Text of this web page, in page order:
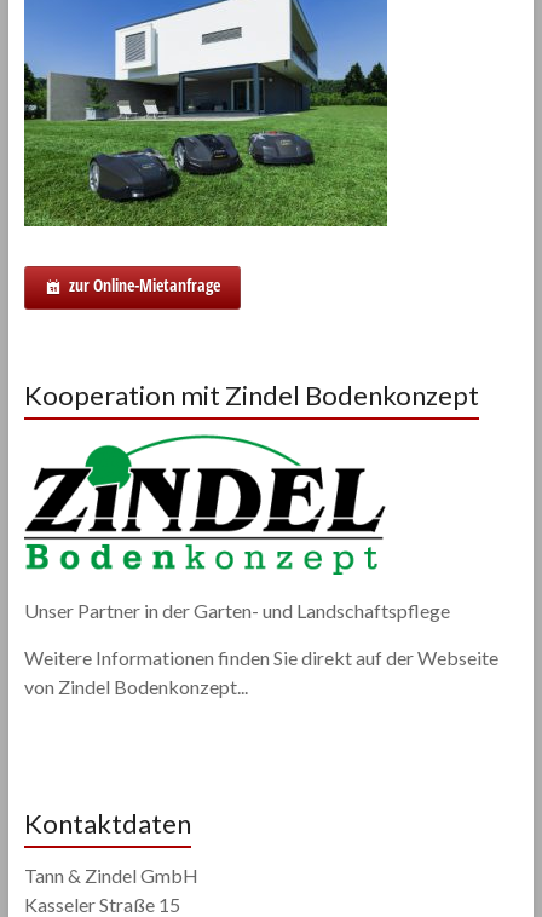
zur Online-Mietanfrage
Kooperation mit Zindel Bodenkonzept
Unser Partner in der Garten- und Landschaftspflege
Weitere Informationen finden Sie direkt auf der Webseite
von Zindel Bodenkonzept...
Kontaktdaten
Tann & Zindel GmbH
Kasseler Straße 15